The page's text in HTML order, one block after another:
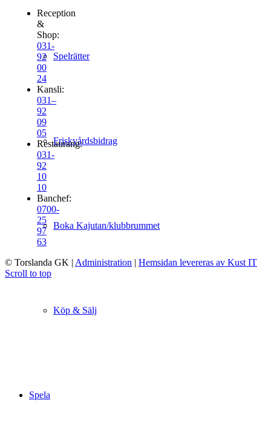
Spelrätter
Friskvårdsbidrag
Boka Kajutan/klubbrummet
Köp & Sälj
Spela
Reception
&
Shop:
031-
92
00
24
Kansli:
031–
92
09
05
Restaurang:
031-
92
10
10
Banchef:
0700-
25
97
63
© Torslanda GK | Administration | Hemsidan levereras av Kust IT
Scroll to top